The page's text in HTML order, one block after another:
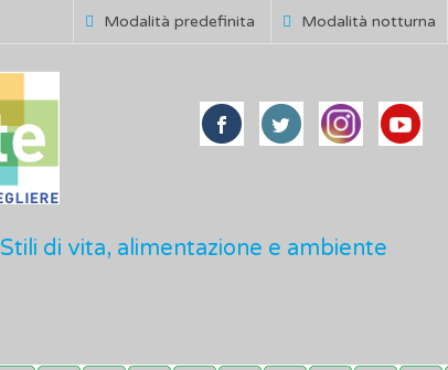
Modalità predefinita Modalità notturna
Stili di vita, alimentazione e ambiente